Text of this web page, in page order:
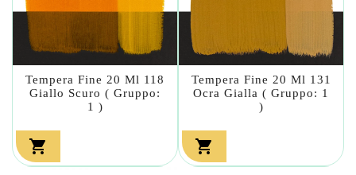
Tempera Fine 20 Ml 118
Giallo Scuro ( Gruppo:
1 )

Tempera Fine 20 Ml 131
Ocra Gialla ( Gruppo: 1
)
